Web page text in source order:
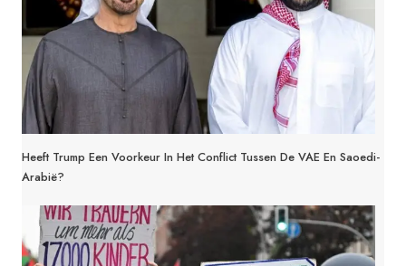
Heeft Trump Een Voorkeur In Het Conflict Tussen De VAE En Saoedi-
Arabië?